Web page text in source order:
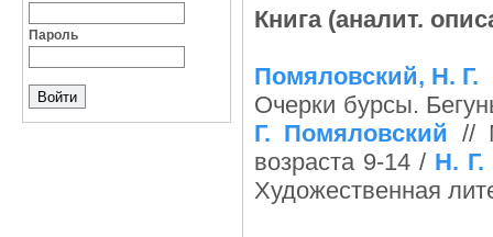
Пароль
Книга (аналит.
Помяловский, Н. Г.
Очерки бурсы.
Г. Помяловский //
возраста 9-14 / Н.
Художественная